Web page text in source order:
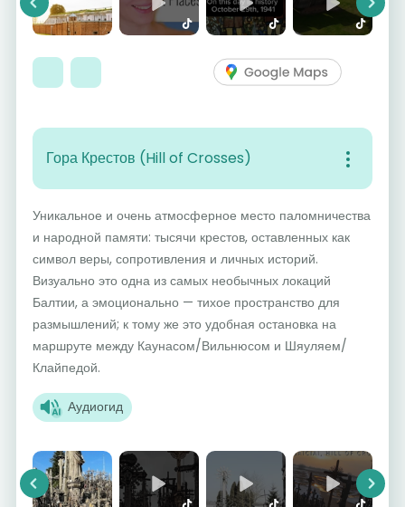
Previous Next
Гора Крестов (Hill of Crosses)
Уникальное и очень атмосферное место паломничества
и народной памяти: тысячи крестов, оставленных как
символ веры, сопротивления и личных историй.
Визуально это одна из самых необычных локаций
Балтии, а эмоционально — тихое пространство для
размышлений; к тому же это удобная остановка на
маршруте между Каунасом/Вильнюсом и Шяуляем/
Клайпедой.
Аудиогид
Previous Next